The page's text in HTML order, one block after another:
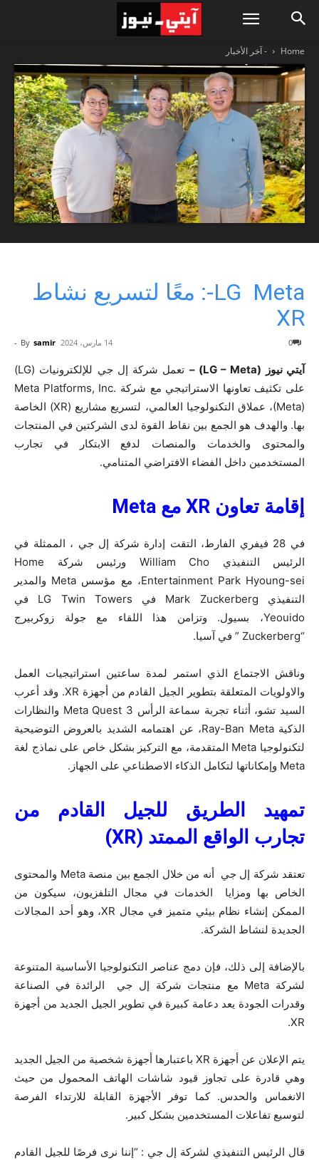
Home - آخر الأخبار
LG Meta-: معًا لتسريع نشاط
XR
By samir
- 14 مارس، 2024 0
آيتي نيوز (LG – Meta) –
تعمل شركة إل جي للإلكترونيات (LG)
على تكثيف تعاونها الاستراتيجي مع شركة Meta Platforms, Inc.
(Meta)، عملاق التكنولوجيا العالمي، لتسريع مشاريع (XR) الخاصة
بها. والهدف هو الجمع بين نقاط القوة لدى الشركتين في المنتجات
والمحتوى والخدمات والمنصات لدفع الابتكار في تجارب
المستخدمين داخل الفضاء الافتراضي المتنامي.
إقامة تعاون XR مع Meta
في 28 فيفري الفارط، التقت إدارة شركة إل جي ، الممثلة في
الرئيس التنفيذي William Cho ورئيس شركة Home
Entertainment Park Hyoung-sei، مع مؤسس Meta والمدير
التنفيذي Mark Zuckerberg في LG Twin Towers في
Yeouido، بسيول. وتزامن هذا اللقاء مع جولة زوكربيرج
“Zuckerberg ” في آسيا.
وناقش الاجتماع الذي استمر لمدة ساعتين استراتيجيات العمل
والاولويات المتعلقة بتطوير الجيل القادم من أجهزة XR. وقد أعرب
السيد تشو، أثناء تجربة سماعة الرأس Meta Quest 3 والنظارات
الذكية Ray-Ban Meta، عن اهتمامه الشديد بالعروض التوضيحية
لتكنولوجيا Meta المتقدمة، مع التركيز بشكل خاص على نماذج لغة
Meta وإمكاناتها لتكامل الذكاء الاصطناعي على الجهاز.
تمهيد الطريق للجيل القادم من
تجارب الواقع الممتد (
XR
)
تعتقد شركة إل جي أنه من خلال الجمع بين منصة Meta والمحتوى
الخاص بها ومزايا الخدمات في مجال التلفزيون، سيكون من
الممكن إنشاء نظام بيئي متميز في مجال XR، وهو أحد المجالات
الجديدة لنشاط الشركة.
بالإضافة إلى ذلك، فإن دمج عناصر التكنولوجيا الأساسية المتنوعة
لشركة Meta مع منتجات شركة إل جي الرائدة في الصناعة
وقدرات الجودة يعد دعامة كبيرة في تطوير الجيل الجديد من أجهزة
XR.
يتم الإعلان عن أجهزة XR باعتبارها أجهزة شخصية من الجيل الجديد
وهي قادرة على تجاوز قيود شاشات الهاتف المحمول من حيث
الانغماس والحدس. كما توفر الأجهزة القابلة للارتداء الفرصة
لتوسيع تفاعلات المستخدمين بشكل كبير.
قال الرئيس التنفيذي لشركة إل جي : “إننا نرى فرصًا للجيل القادم